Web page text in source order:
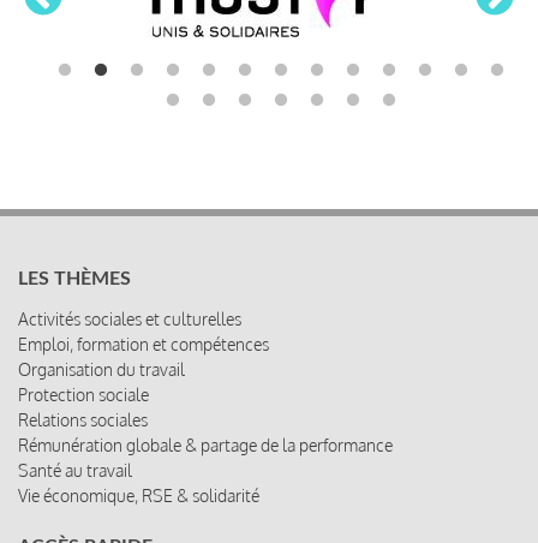
LES THÈMES
Activités sociales et culturelles
Emploi, formation et compétences
Organisation du travail
Protection sociale
Relations sociales
Rémunération globale & partage de la performance
Santé au travail
Vie économique, RSE & solidarité